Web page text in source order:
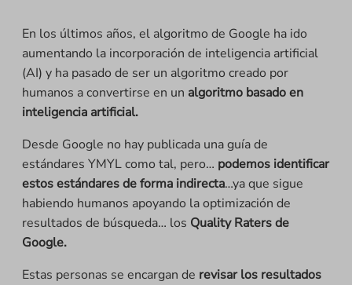
En los últimos años, el algoritmo de Google ha ido
aumentando la incorporación de inteligencia artificial
(AI) y ha pasado de ser un algoritmo creado por
humanos a convertirse en un algoritmo basado en
inteligencia artificial.
Desde Google no hay publicada una guía de
estándares YMYL como tal, pero… podemos identificar
estos estándares de forma indirecta…ya que sigue
habiendo humanos apoyando la optimización de
resultados de búsqueda… los Quality Raters de
Google.
Estas personas se encargan de revisar los resultados